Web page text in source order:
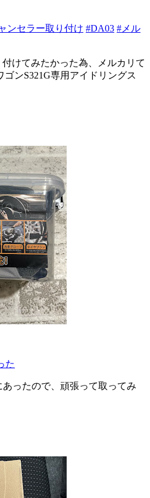
ンセラー取り付け #DA03 #メル
けてみたかった為、メルカリて
ンS321G専用アイドリングス
た
ったので、頑張って取ってみ